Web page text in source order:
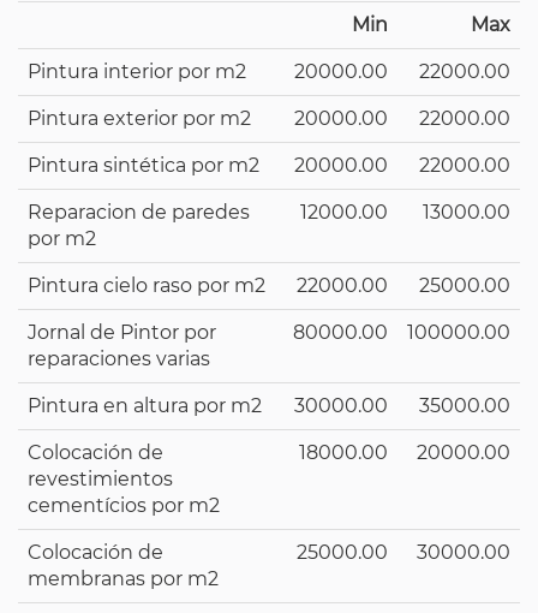
Min Max
Pintura interior por m2 20000.00 22000.00
Pintura exterior por m2 20000.00 22000.00
Pintura sintética por m2 20000.00 22000.00
Reparacion de paredes
por m2
12000.00 13000.00
Pintura cielo raso por m2 22000.00 25000.00
Jornal de Pintor por
reparaciones varias
80000.00 100000.00
Pintura en altura por m2 30000.00 35000.00
Colocación de
revestimientos
cementícios por m2
18000.00 20000.00
Colocación de
membranas por m2
25000.00 30000.00